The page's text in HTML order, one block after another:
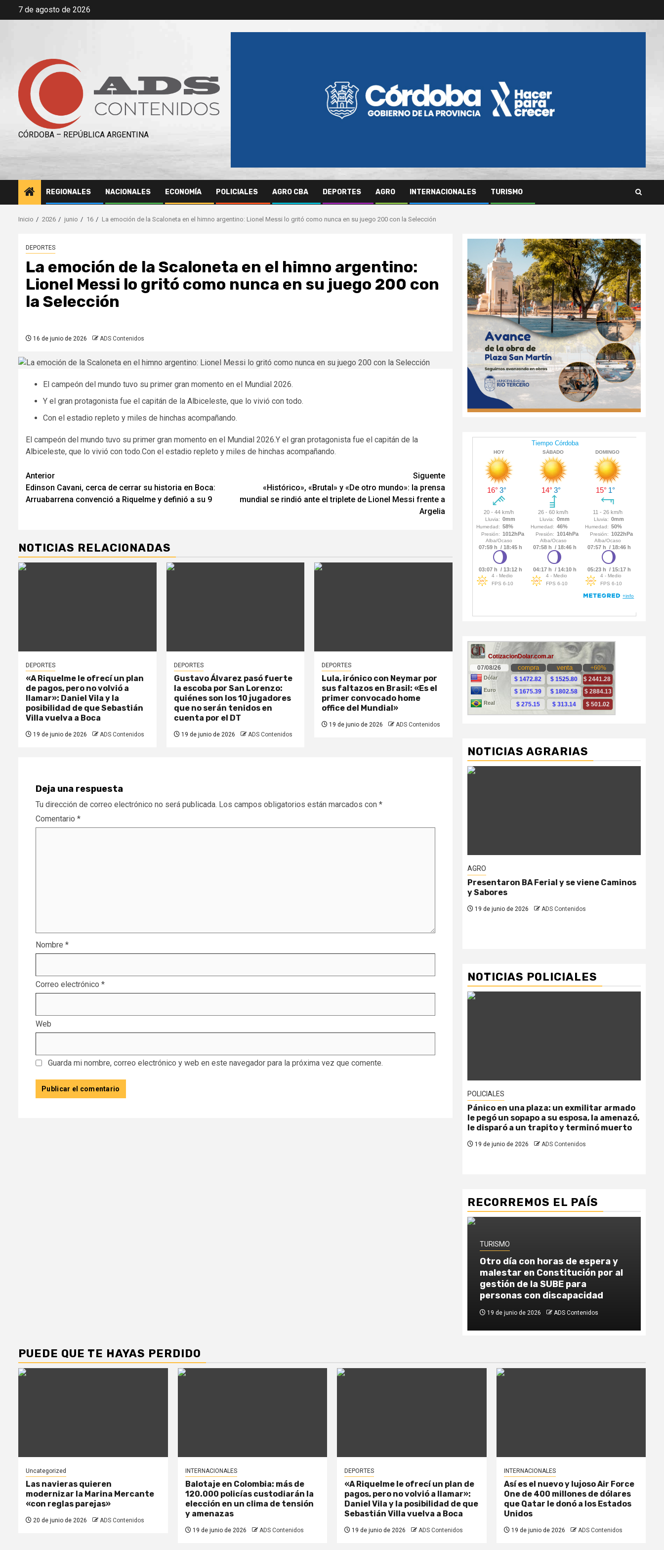
Saltar7 de agosto de 2026
CÓRDOBA – REPÚBLICA ARGENTINA
REGIONALES NACIONALES ECONOMÍA POLICIALES AGRO CBA DEPORTES AGRO INTERNACIONALES TURISMO
Inicio 2026 junio 16 La emoción de la Scaloneta en el himno argentino: Lionel Messi lo gritó como nunca en su juego 200 con la Selección
DEPORTES
La emoción de la Scaloneta en el himno argentino:
Lionel Messi lo gritó como nunca en su juego 200 con
la Selección
16 de junio de 2026 ADS Contenidos
El campeón del mundo tuvo su primer gran momento en el Mundial 2026.
Y el gran protagonista fue el capitán de la Albiceleste, que lo vivió con todo.
Con el estadio repleto y miles de hinchas acompañando.
El campeón del mundo tuvo su primer gran momento en el Mundial 2026.Y el gran protagonista fue el capitán de la
Albiceleste, que lo vivió con todo.Con el estadio repleto y miles de hinchas acompañando.
Navegación
de
Anterior
Edinson Cavani, cerca de cerrar su historia en Boca:
Arruabarrena convenció a Riquelme y definió a su 9
Siguente
«Histórico», «Brutal» y «De otro mundo»: la prensa
mundial se rindió ante el triplete de Lionel Messi frente a
Argelia
NOTICIAS RELACIONADAS
DEPORTES
«A Riquelme le ofrecí un plan
de pagos, pero no volvió a
llamar»: Daniel Vila y la
posibilidad de que Sebastián
Villa vuelva a Boca
19 de junio de 2026 ADS Contenidos
DEPORTES
Gustavo Álvarez pasó fuerte
la escoba por San Lorenzo:
quiénes son los 10 jugadores
que no serán tenidos en
cuenta por el DT
19 de junio de 2026 ADS Contenidos
DEPORTES
Lula, irónico con Neymar por
sus faltazos en Brasil: «Es el
primer convocado home
office del Mundial»
19 de junio de 2026 ADS Contenidos
Deja una respuesta
Tu dirección de correo electrónico no será publicada. Los campos obligatorios están marcados con *
Comentario *
Nombre *
Correo electrónico *
Web
Guarda mi nombre, correo electrónico y web en este navegador para la próxima vez que comente.
NOTICIAS AGRARIAS
AGRO
Presentaron BA Ferial y se viene Caminos
y Sabores
19 de junio de 2026 ADS Contenidos
NOTICIAS POLICIALES
POLICIALES
Pánico en una plaza: un exmilitar armado
le pegó un sopapo a su esposa, la amenazó,
le disparó a un trapito y terminó muerto
19 de junio de 2026 ADS Contenidos
RECORREMOS EL PAÍS
TURISMO
Otro día con horas de espera y
malestar en Constitución por al
gestión de la SUBE para
personas con discapacidad
19 de junio de 2026 ADS Contenidos
PUEDE QUE TE HAYAS PERDIDO
Uncategorized
Las navieras quieren
modernizar la Marina Mercante
«con reglas parejas»
20 de junio de 2026 ADS Contenidos
INTERNACIONALES
Balotaje en Colombia: más de
120.000 policías custodiarán la
elección en un clima de tensión
y amenazas
19 de junio de 2026 ADS Contenidos
DEPORTES
«A Riquelme le ofrecí un plan de
pagos, pero no volvió a llamar»:
Daniel Vila y la posibilidad de que
Sebastián Villa vuelva a Boca
19 de junio de 2026 ADS Contenidos
INTERNACIONALES
Así es el nuevo y lujoso Air Force
One de 400 millones de dólares
que Qatar le donó a los Estados
Unidos
19 de junio de 2026 ADS Contenidos